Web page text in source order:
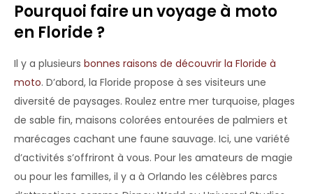
Pourquoi faire un voyage à moto
en Floride ?
Il y a plusieurs bonnes raisons de découvrir la Floride à
moto. D’abord, la Floride propose à ses visiteurs une
diversité de paysages. Roulez entre mer turquoise, plages
de sable fin, maisons colorées entourées de palmiers et
marécages cachant une faune sauvage. Ici, une variété
d’activités s’offriront à vous. Pour les amateurs de magie
ou pour les familles, il y a à Orlando les célèbres parcs